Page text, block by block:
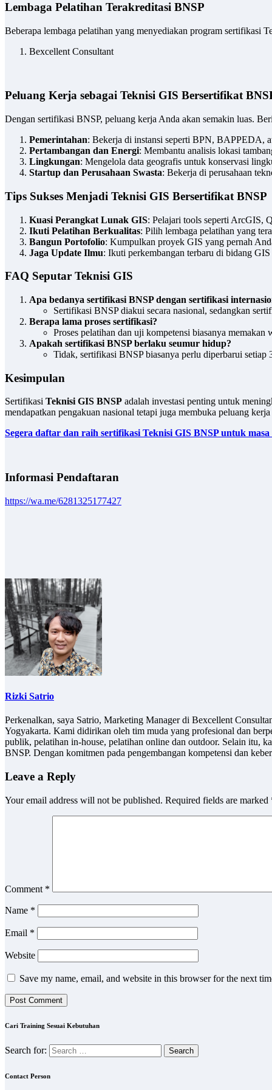
Lembaga Pelatihan Terakreditasi BNSP
Beberapa lembaga pelatihan yang menyediakan program sertifikasi
Bexcellent Consultant
Peluang Kerja sebagai Teknisi GIS Bersertifikat
Dengan sertifikasi BNSP, peluang kerja Anda akan semakin luas.
Pemerintahan: Bekerja di instansi seperti BPN, BAPPEDA,
Pertambangan dan Energi: Membantu analisis lokasi
Lingkungan: Mengelola data geografis untuk konservasi
Startup dan Perusahaan Swasta: Bekerja di perusahaan
Tips Sukses Menjadi Teknisi GIS Bersertifikat BNSP
Kuasi Perangkat Lunak GIS: Pelajari tools seperti ArcGIS,
Ikuti Pelatihan Berkualitas: Pilih lembaga pelatihan yang
Bangun Portofolio: Kumpulkan proyek GIS yang pernah
Jaga Update Ilmu: Ikuti perkembangan terbaru di bidang
FAQ Seputar Teknisi GIS
Apa bedanya sertifikasi BNSP dengan sertifikasi
Sertifikasi BNSP diakui secara nasional, sedangkan
Berapa lama proses sertifikasi?
Proses pelatihan dan uji kompetensi biasanya memakan
Apakah sertifikasi BNSP berlaku seumur hidup?
Tidak, sertifikasi BNSP biasanya perlu diperbarui setiap
Kesimpulan
Sertifikasi Teknisi GIS BNSP adalah investasi penting untuk
mendapatkan pengakuan nasional tetapi juga membuka peluang
Segera daftar dan raih sertifikasi Teknisi GIS BNSP untuk
Informasi Pendaftaran
https://wa.me/6281325177427
Rizki Satrio
Perkenalkan, saya Satrio, Marketing Manager di Bexcellent
Yogyakarta. Kami didirikan oleh tim muda yang profesional dan
publik, pelatihan in-house, pelatihan online dan outdoor. Selain itu,
BNSP. Dengan komitmen pada pengembangan kompetensi dan
Leave a Reply
Your email address will not be published. Required fields are marked
Comment *
Name *
Email *
Website
Save my name, email, and website in this browser for the next
Cari Training Sesuai Kebutuhan
Search for:
Contact Person